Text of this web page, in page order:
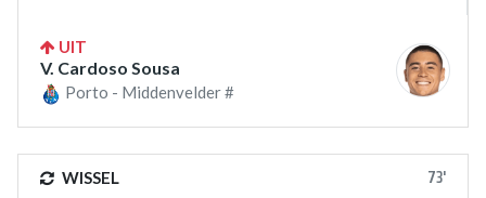
UIT
V. Cardoso Sousa
Porto - Middenvelder #
WISSEL 73'